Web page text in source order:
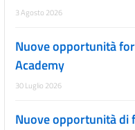
3 Agosto 2026
Nuove opportunità
Academy
30 Luglio 2026
Nuove opportunità di